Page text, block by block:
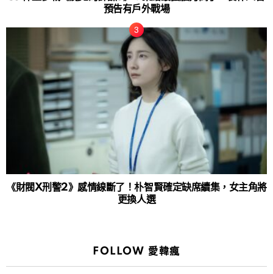
預告有戶外戰場
《財閥X刑警2》感情線斷了！朴智賢確定缺席續集，女主角將
更換人選
FOLLOW 愛韓瘋